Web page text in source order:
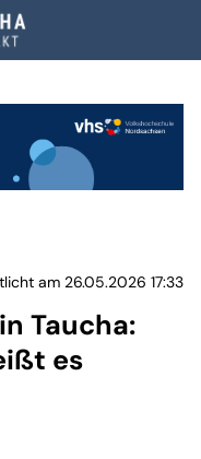
am 26.05.2026 17:33
Taucha:
es